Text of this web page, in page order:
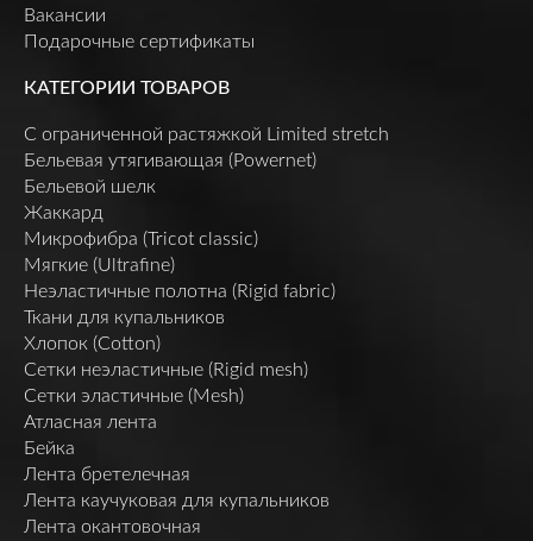
Вакансии
Подарочные сертификаты
КАТЕГОРИИ ТОВАРОВ
C ограниченной растяжкой Limited stretch
Бельевая утягивающая (Powernet)
Бельевой шелк
Жаккард
Микрофибра (Tricot classic)
Мягкие (Ultrafine)
Неэластичные полотна (Rigid fabric)
Ткани для купальников
Хлопок (Cotton)
Сетки неэластичные (Rigid mesh)
Сетки эластичные (Mesh)
Атласная лента
Бейка
Лента бретелечная
Лента каучуковая для купальников
Лента окантовочная